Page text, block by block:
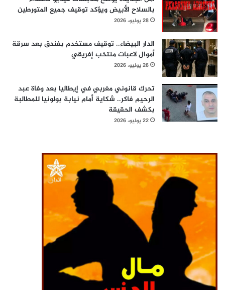
بالسلاح الأبيض ويؤكد توقيف جميع المتورطين
28 يوليو، 2026
الدار البيضاء.. توقيف مستخدم بفندق بعد سرقة
أموال لاعبات منتخب إفريقي
26 يوليو، 2026
تحرك قانوني مغربي في إيطاليا بعد وفاة عبد
الرحيم فاكر.. شكاية أمام نيابة بولونيا للمطالبة
بكشف الحقيقة
22 يوليو، 2026